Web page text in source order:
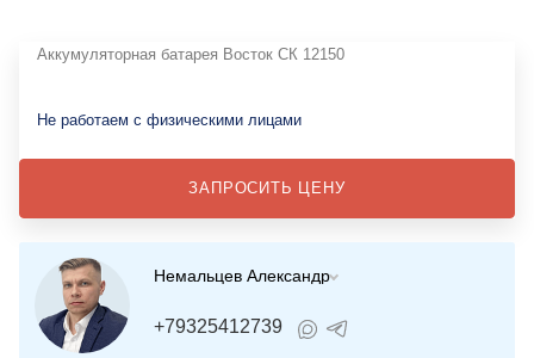
Аккумуляторная батарея Восток СК 12150
Не работаем с физическими лицами
ЗАПРОСИТЬ ЦЕНУ
Немальцев Александр
+79325412739